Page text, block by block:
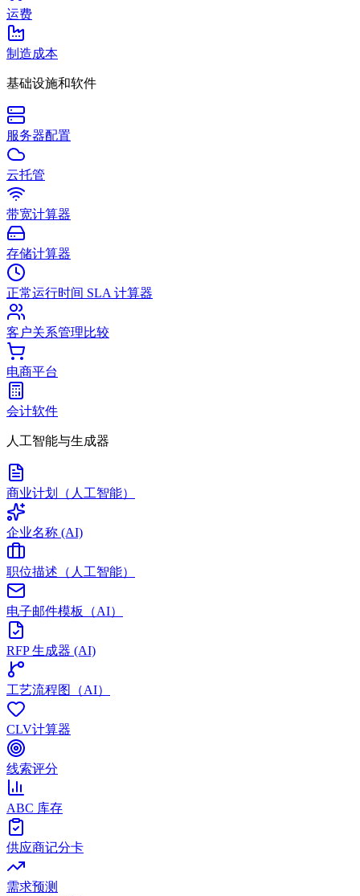
运费
制造成本
基础设施和软件
服务器配置
云托管
带宽计算器
存储计算器
正常运行时间 SLA 计算器
客户关系管理比较
电商平台
会计软件
人工智能与生成器
商业计划（人工智能）
企业名称 (AI)
职位描述（人工智能）
电子邮件模板（AI）
RFP 生成器 (AI)
工艺流程图（AI）
CLV计算器
线索评分
ABC 库存
供应商记分卡
需求预测